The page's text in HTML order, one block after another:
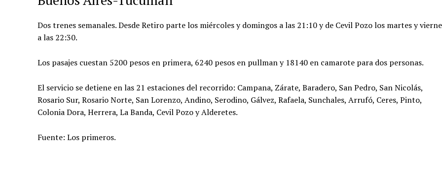
Dos trenes semanales. Desde Retiro parte los miércoles y domingos a las 21:10 y de Cevil Pozo los martes y
a las 22:30.
Los pasajes cuestan 5200 pesos en primera, 6240 pesos en pullman y 18140 en camarote para dos personas.
El servicio se detiene en las 21 estaciones del recorrido: Campana, Zárate, Baradero, San Pedro, San Nicolás,
Rosario Sur, Rosario Norte, San Lorenzo, Andino, Serodino, Gálvez, Rafaela, Sunchales, Arrufó, Ceres, Pinto,
Colonia Dora, Herrera, La Banda, Cevil Pozo y Alderetes.
Fuente: Los primeros.